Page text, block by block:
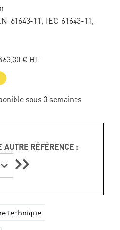
61643-11, IEC 61643-11,
€ HT
sous 3 semaines
AUTRE RÉFÉRENCE :
technique